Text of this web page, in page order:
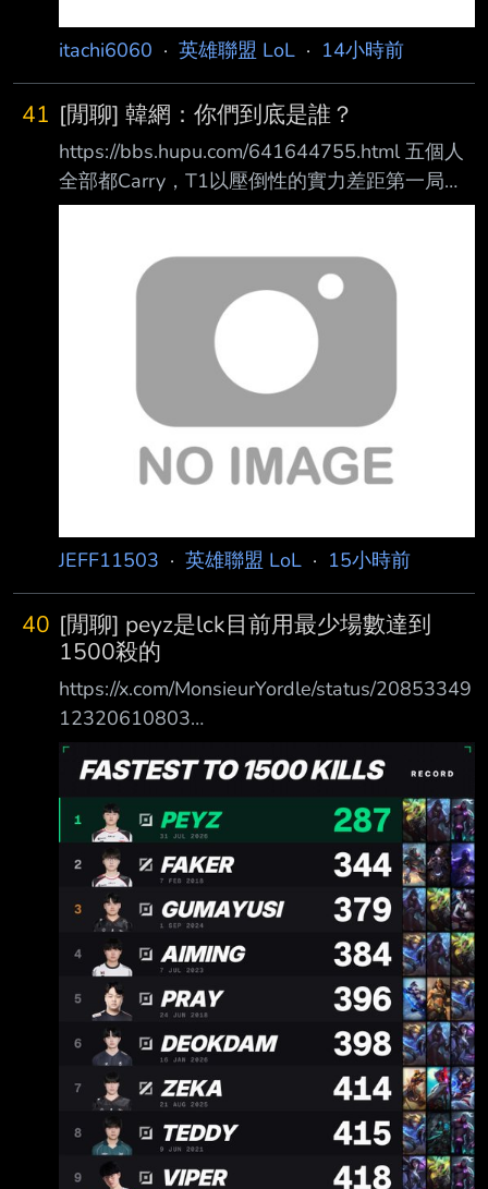
itachi6060 · 英雄聯盟 LoL · 14小時前
41 [閒聊] 韓網：你們到底是誰？
https://bbs.hupu.com/641644755.html 五個人
全部都Carry，T1以壓倒性的實力差距第一局碾
壓了DK。 ——很難說是誰carry了，五個人輪流
很OP ——Faker哥也打得很好。 ——DK收到月
薪了？ ——回覆：拿到了EWC獎金吧。 ——T1
把全部身價都投進去當空海力士了吧 ——Peyz
呀，哥哥們都打起精神來，我們去拿MSI、EWC
冠軍吧！ ——你們到底是誰？ ——下週才三伏
天誒？DK像三伏天裡挨打的雞 ——狀態真的起
JEFF11503 · 英雄聯盟 LoL · 15小時前
40 [閒聊] peyz是lck目前用最少場數達到
1500殺的
https://x.com/MonsieurYordle/status/20853349
12320610803
https://i.imgur.com/7M2UDk6.png 剛剛看到有
這消息 想說還有誰 結果下面是faker越來霸榜那
麼久了 不過peyz不到300場 真的是人型遠古龍
耶 --